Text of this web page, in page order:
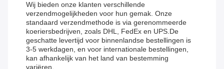
Wij bieden onze klanten verschillende
verzendmogelijkheden voor hun gemak. Onze
standaard verzendmethode is via gerenommeerde
koeriersbedrijven, zoals DHL, FedEx en UPS.De
geschatte levertijd voor binnenlandse bestellingen is
3-5 werkdagen, en voor internationale bestellingen,
kan afhankelijk van het land van bestemming
variëren.